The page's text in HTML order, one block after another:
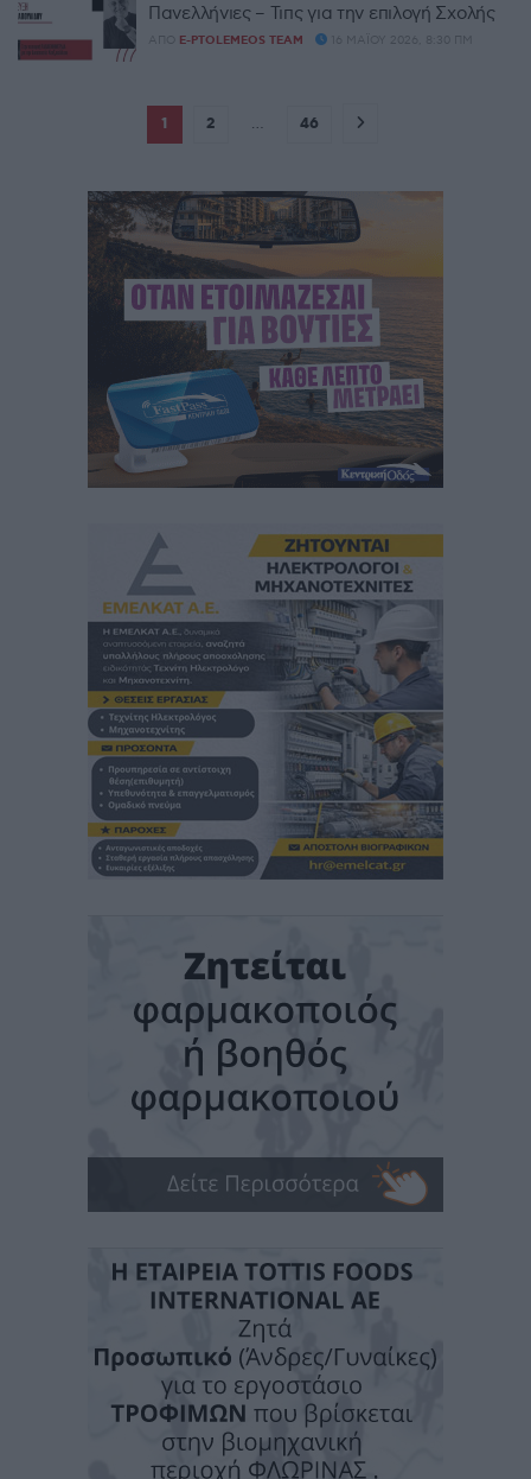
Πανελλήνιες – Τιπς για την επιλογή Σχολής
ΑΠΌ E-PTOLEMEOS TEAM 16 ΜΑΪ́ΟΥ 2026, 8:30 ΠΜ
1 2 … 46